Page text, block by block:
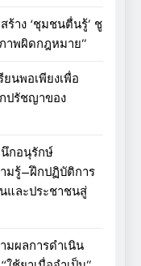
ร้าง ‘ชุมชนตื่นรู้’ ชู
าพผิดกฎหมาย”
ยนพอเพียงเพื่อ
ปรัชญาของ
นึกอนุรักษ์
มรู้–ฝึกปฏิบัติการ
และประชาชนสู่
ผลการดำเนิน